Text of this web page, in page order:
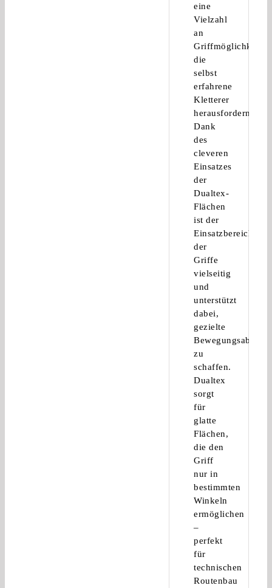
eine
Vielzahl
an
die
selbst
erfahrene
Kletterer
herausfordern.
Dank
des
cleveren
Einsatzes
der
Dualtex-
Flächen
ist der
Einsatzbereich
der
Griffe
vielseitig
und
unterstützt
dabei,
gezielte
Bewegungsabläufe
zu
schaffen.
Dualtex
sorgt
für
glatte
Flächen,
die den
Griff
nur in
bestimmten
Winkeln
ermöglichen
–
perfekt
für
technischen
Routenbau